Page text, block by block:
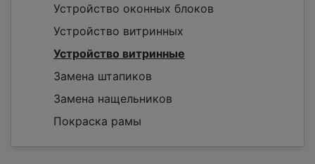
Устройство оконных блоков
Устройство витринных
Устройство витринные
Замена штапиков
Замена нащельников
Покраска рамы